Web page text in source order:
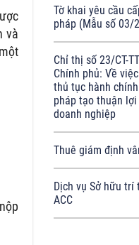
và
Tờ khai yêu cầu
pháp (Mẫu số 03/
Chỉ thị số 23/CT-
Chính phủ: Về
thủ tục hành
pháp tạo thuận
doanh nghiệp
Thuê giám định
Dịch vụ Sở hữu trí
ACC